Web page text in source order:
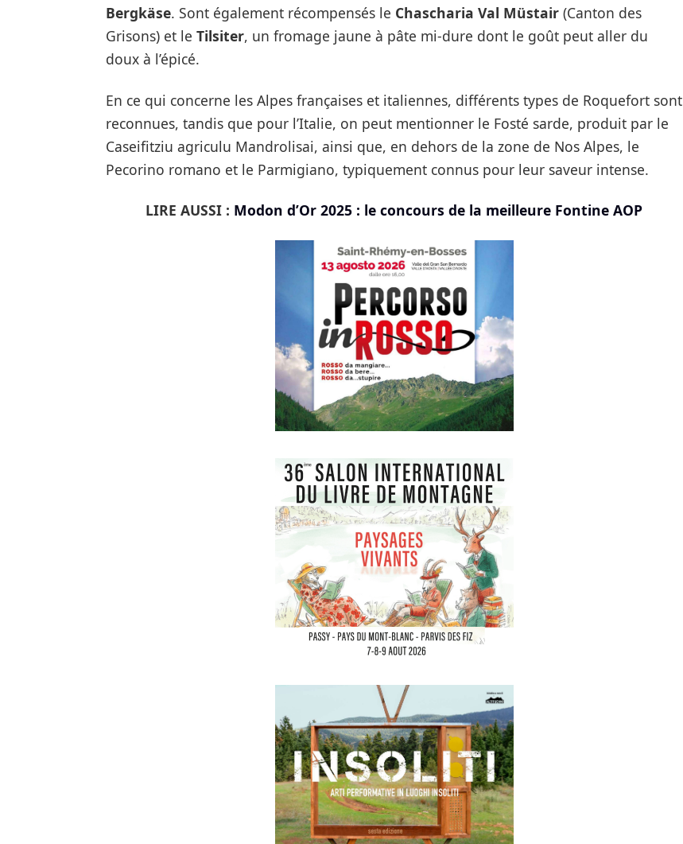
Bergkäse. Sont également récompensés le Chascharia Val Müstair(Canton des
Grisons) et le Tilsiter, un fromage jaune à pâte mi-dure dont le goût peut aller du
doux à l’épicé.
En ce qui concerne les Alpes françaises et italiennes, différents types de Roquefort sont
reconnues, tandis que pour l’Italie, on peut mentionner le Fosté sarde, produit par le
Caseifitziu agriculu Mandrolisai, ainsi que, en dehors de la zone de Nos Alpes, le
Pecorino romano et le Parmigiano, typiquement connus pour leur saveur intense.
LIRE AUSSI : Modon d’Or 2025 : le concours de la meilleure Fontine AOP